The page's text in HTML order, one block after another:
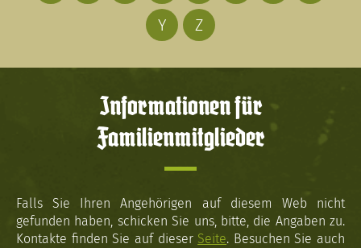
Y
Z
Informationen für
Familienmitglieder
Falls Sie Ihren Angehörigen auf diesem Web nicht
gefunden haben, schicken Sie uns, bitte, die Angaben zu.
Kontakte finden Sie auf dieser Seite. Besuchen Sie auch